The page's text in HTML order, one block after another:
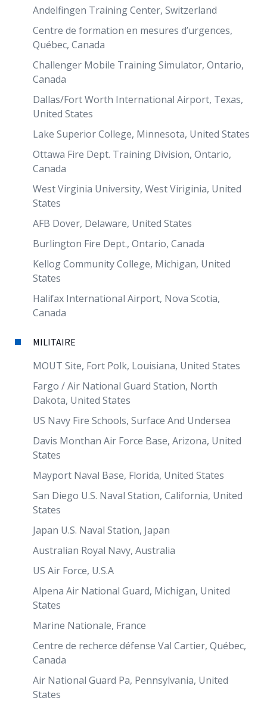
Andelfingen Training Center, Switzerland
Centre de formation en mesures d’urgences,
Québec, Canada
Challenger Mobile Training Simulator, Ontario,
Canada
Dallas/Fort Worth International Airport, Texas,
United States
Lake Superior College, Minnesota, United States
Ottawa Fire Dept. Training Division, Ontario,
Canada
West Virginia University, West Viriginia, United
States
AFB Dover, Delaware, United States
Burlington Fire Dept., Ontario, Canada
Kellog Community College, Michigan, United
States
Halifax International Airport, Nova Scotia,
Canada
MILITAIRE
MOUT Site, Fort Polk, Louisiana, United States
Fargo / Air National Guard Station, North
Dakota, United States
US Navy Fire Schools, Surface And Undersea
Davis Monthan Air Force Base, Arizona, United
States
Mayport Naval Base, Florida, United States
San Diego U.S. Naval Station, California, United
States
Japan U.S. Naval Station, Japan
Australian Royal Navy, Australia
US Air Force, U.S.A
Alpena Air National Guard, Michigan, United
States
Marine Nationale, France
Centre de recherce défense Val Cartier, Québec,
Canada
Air National Guard Pa, Pennsylvania, United
States